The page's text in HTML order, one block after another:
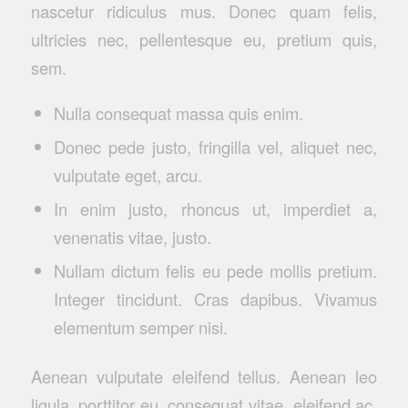
nascetur ridiculus mus. Donec quam felis,
ultricies nec, pellentesque eu, pretium quis,
sem.
Nulla consequat massa quis enim.
Donec pede justo, fringilla vel, aliquet nec,
vulputate eget, arcu.
In enim justo, rhoncus ut, imperdiet a,
venenatis vitae, justo.
Nullam dictum felis eu pede mollis pretium.
Integer tincidunt. Cras dapibus. Vivamus
elementum semper nisi.
Aenean vulputate eleifend tellus. Aenean leo